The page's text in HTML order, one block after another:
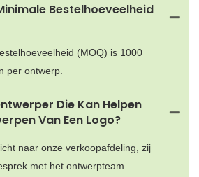
Bestelhoeveelheid
(MOQ) is 1000
per ontwerp.
Die Kan Helpen
Van Een Logo?
naar onze verkoopafdeling, zij
met het ontwerpteam